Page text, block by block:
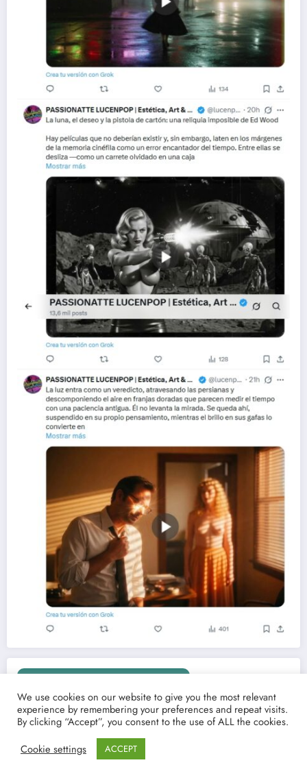
We use cookies on our website to give you the most relevant
experience by remembering your preferences and repeat visits.
By clicking “Accept”, you consent to the use of ALL the cookies.
Cookie settings
ACCEPT